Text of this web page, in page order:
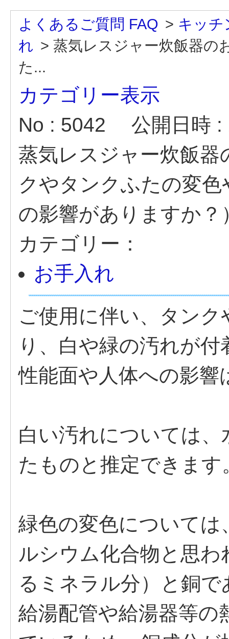
よくあるご質問 FAQ > キッチ
れ > 蒸気レスジャー炊飯器の
た...
カテゴリー表示
No : 5042
公開日時
蒸気レスジャー炊飯
クやタンクふたの変
の影響がありますか？
カテゴリー：
お手入れ
ご使用に伴い、タン
り、白や緑の汚れが
性能面や人体への影響
白い汚れについては
たものと推定できます
緑色の変色について
ルシウム化合物と思
るミネラル分）と銅
給湯配管や給湯器等の